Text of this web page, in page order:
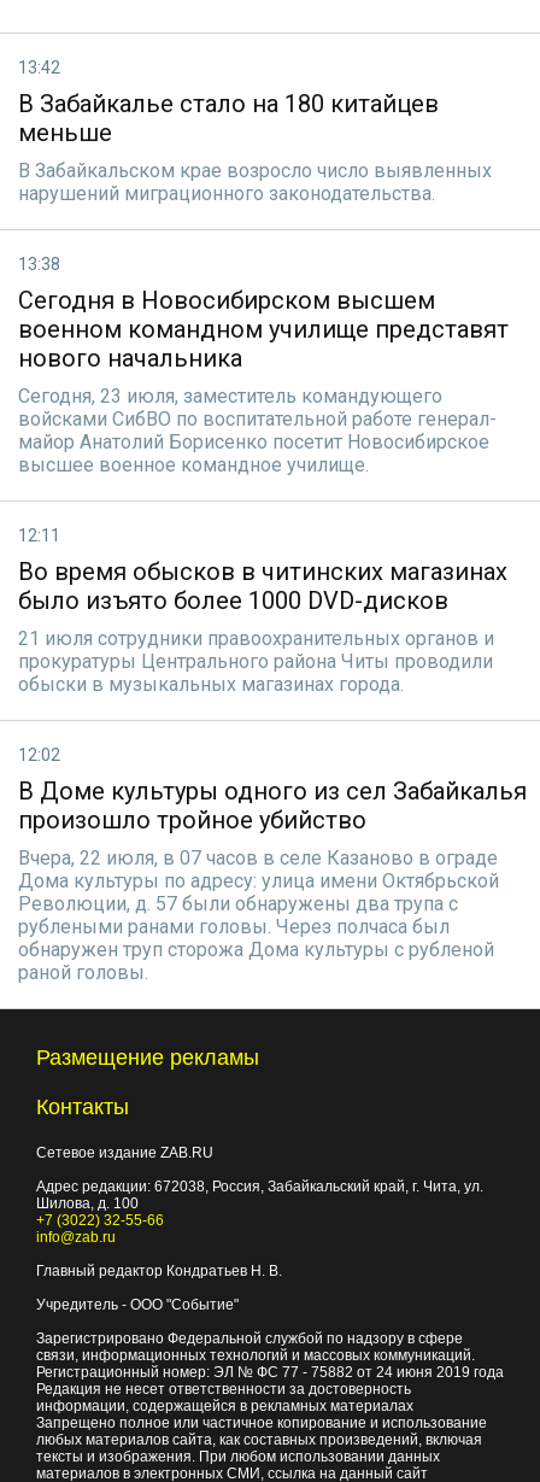
13:42
В Забайкалье стало на 180 китайцев
меньше
В Забайкальском крае возросло число выявленных
нарушений миграционного законодательства.
13:38
Сегодня в Новосибирском высшем
военном командном училище представят
нового начальника
Сегодня, 23 июля, заместитель командующего
войсками СибВО по воспитательной работе генерал-
майор Анатолий Борисенко посетит Новосибирское
высшее военное командное училище.
12:11
Во время обысков в читинских магазинах
было изъято более 1000 DVD-дисков
21 июля сотрудники правоохранительных органов и
прокуратуры Центрального района Читы проводили
обыски в музыкальных магазинах города.
12:02
В Доме культуры одного из сел Забайкалья
произошло тройное убийство
Вчера, 22 июля, в 07 часов в селе Казаново в ограде
Дома культуры по адресу: улица имени Октябрьской
Революции, д. 57 были обнаружены два трупа с
рублеными ранами головы. Через полчаса был
обнаружен труп сторожа Дома культуры с рубленой
раной головы.
Размещение рекламы
Контакты
Сетевое издание ZAB.RU
Адрес редакции: 672038, Россия, Забайкальский край, г. Чита, ул.
Шилова, д. 100
+7 (3022) 32-55-66
info@zab.ru
Главный редактор Кондратьев Н. В.
Учредитель - ООО "Событие"
Зарегистрировано Федеральной службой по надзору в сфере
связи, информационных технологий и массовых коммуникаций.
Регистрационный номер: ЭЛ № ФС 77 - 75882 от 24 июня 2019 года
Редакция не несет ответственности за достоверность
информации, содержащейся в рекламных материалах
Запрещено полное или частичное копирование и использование
любых материалов сайта, как составных произведений, включая
тексты и изображения. При любом использовании данных
материалов в электронных СМИ, ссылка на данный сайт